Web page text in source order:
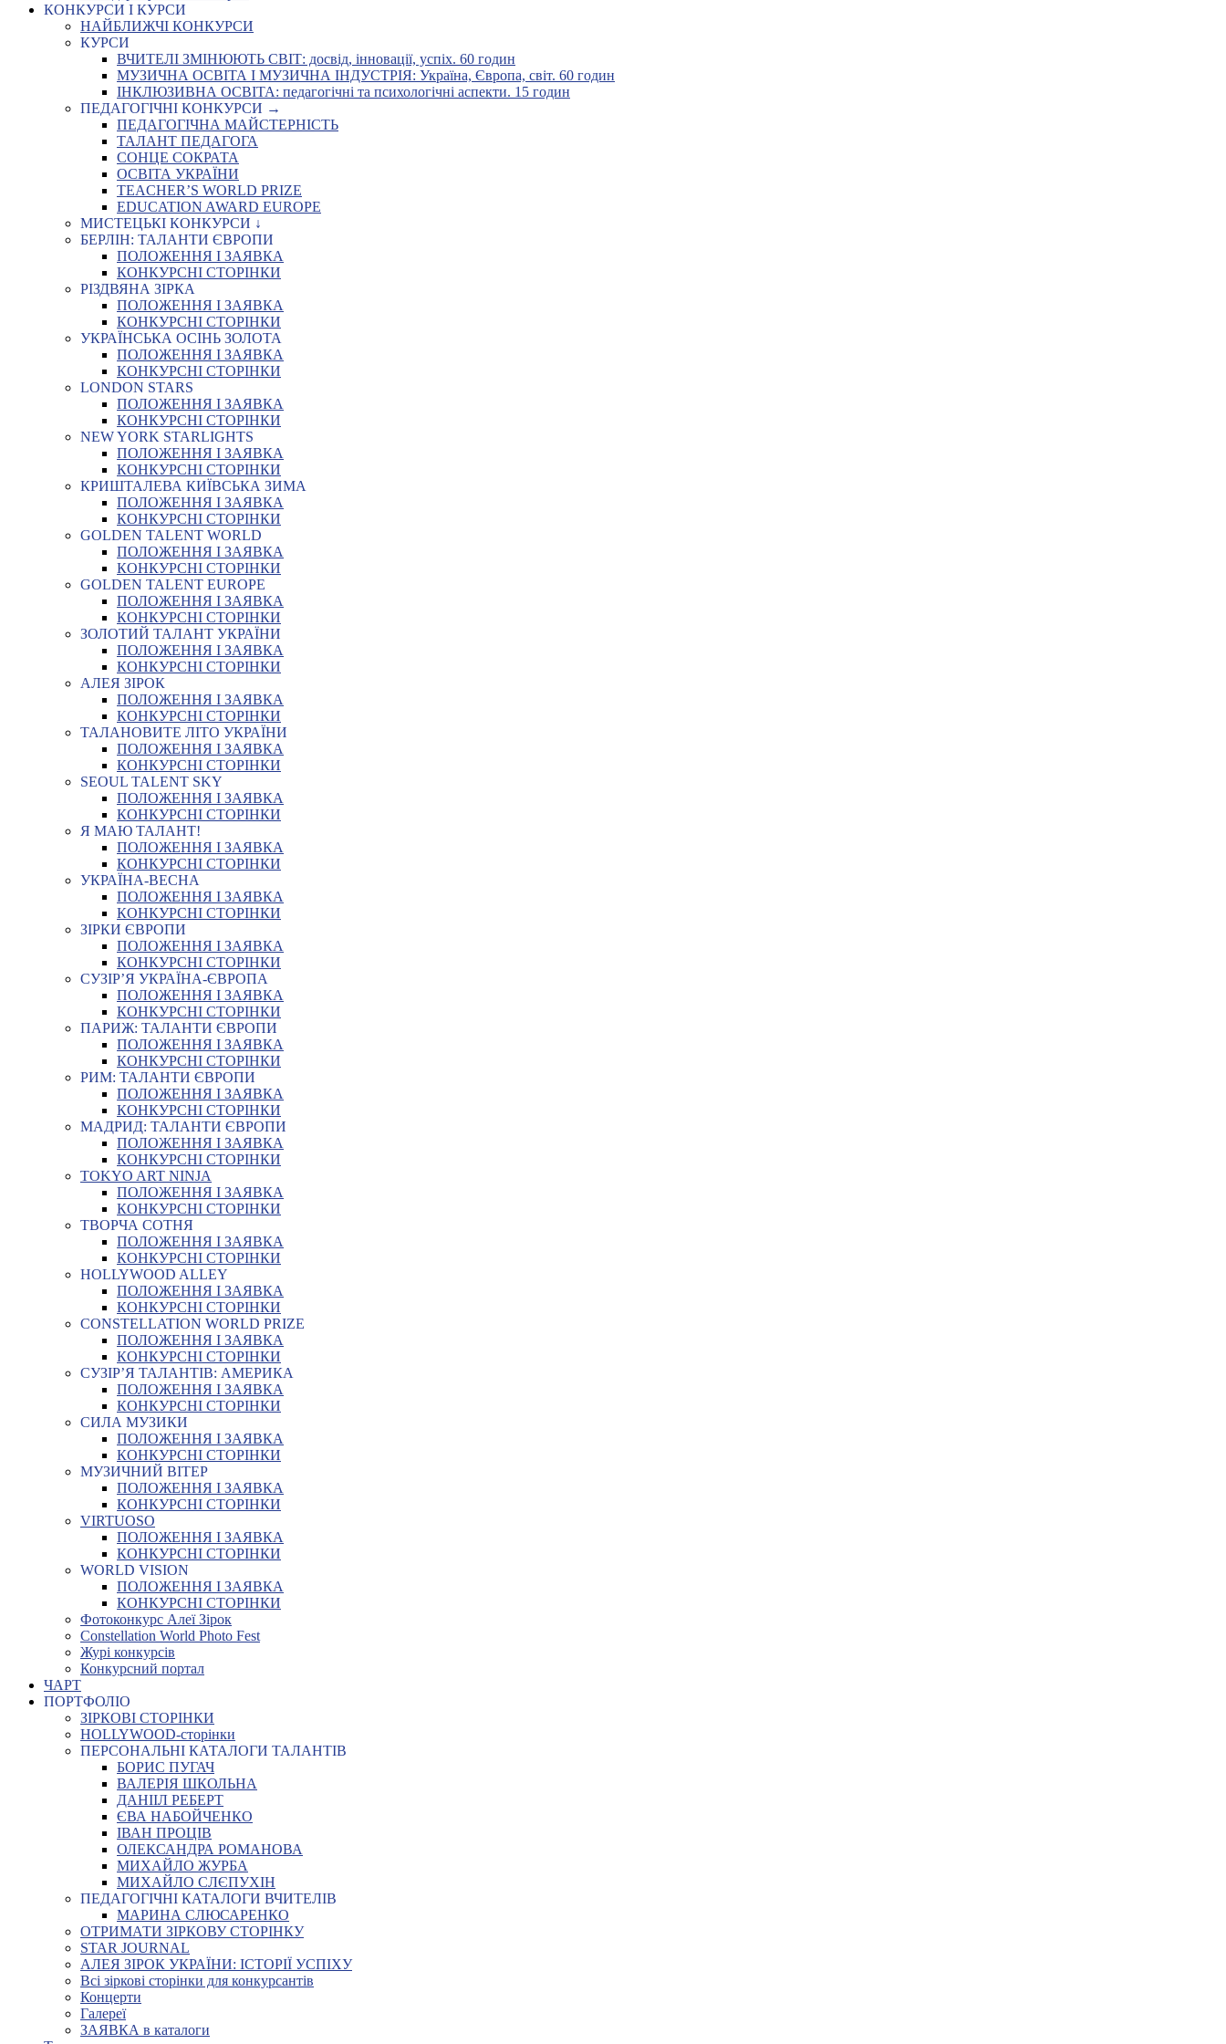
КОНКУРСИ І КУРСИ
НАЙБЛИЖЧІ КОНКУРСИ
КУРСИ
ВЧИТЕЛІ ЗМІНЮЮТЬ СВІТ: досвід, інновації, успіх. 60 годин
МУЗИЧНА ОСВІТА І МУЗИЧНА ІНДУСТРІЯ: Україна, Європа, світ. 60 годин
ІНКЛЮЗИВНА ОСВІТА: педагогічні та психологічні аспекти. 15 годин
ПЕДАГОГІЧНІ КОНКУРСИ →
ПЕДАГОГІЧНА МАЙСТЕРНІСТЬ
ТАЛАНТ ПЕДАГОГА
СОНЦЕ СОКРАТА
ОСВІТА УКРАЇНИ
TEACHER’S WORLD PRIZE
EDUCATION AWARD EUROPE
МИСТЕЦЬКІ КОНКУРСИ ↓
БЕРЛІН: ТАЛАНТИ ЄВРОПИ
ПОЛОЖЕННЯ І ЗАЯВКА
КОНКУРСНІ СТОРІНКИ
РІЗДВЯНА ЗІРКА
ПОЛОЖЕННЯ І ЗАЯВКА
КОНКУРСНІ СТОРІНКИ
УКРАЇНСЬКА ОСІНЬ ЗОЛОТА
ПОЛОЖЕННЯ І ЗАЯВКА
КОНКУРСНІ СТОРІНКИ
LONDON STARS
ПОЛОЖЕННЯ І ЗАЯВКА
КОНКУРСНІ СТОРІНКИ
NEW YORK STARLIGHTS
ПОЛОЖЕННЯ І ЗАЯВКА
КОНКУРСНІ СТОРІНКИ
КРИШТАЛЕВА КИЇВСЬКА ЗИМА
ПОЛОЖЕННЯ І ЗАЯВКА
КОНКУРСНІ СТОРІНКИ
GOLDEN TALENT WORLD
ПОЛОЖЕННЯ І ЗАЯВКА
КОНКУРСНІ СТОРІНКИ
GOLDEN TALENT EUROPE
ПОЛОЖЕННЯ І ЗАЯВКА
КОНКУРСНІ СТОРІНКИ
ЗОЛОТИЙ ТАЛАНТ УКРАЇНИ
ПОЛОЖЕННЯ І ЗАЯВКА
КОНКУРСНІ СТОРІНКИ
АЛЕЯ ЗІРОК
ПОЛОЖЕННЯ І ЗАЯВКА
КОНКУРСНІ СТОРІНКИ
ТАЛАНОВИТЕ ЛІТО УКРАЇНИ
ПОЛОЖЕННЯ І ЗАЯВКА
КОНКУРСНІ СТОРІНКИ
SEOUL TALENT SKY
ПОЛОЖЕННЯ І ЗАЯВКА
КОНКУРСНІ СТОРІНКИ
Я МАЮ ТАЛАНТ!
ПОЛОЖЕННЯ І ЗАЯВКА
КОНКУРСНІ СТОРІНКИ
УКРАЇНА-ВЕСНА
ПОЛОЖЕННЯ І ЗАЯВКА
КОНКУРСНІ СТОРІНКИ
ЗІРКИ ЄВРОПИ
ПОЛОЖЕННЯ І ЗАЯВКА
КОНКУРСНІ СТОРІНКИ
СУЗІР’Я УКРАЇНА-ЄВРОПА
ПОЛОЖЕННЯ І ЗАЯВКА
КОНКУРСНІ СТОРІНКИ
ПАРИЖ: ТАЛАНТИ ЄВРОПИ
ПОЛОЖЕННЯ І ЗАЯВКА
КОНКУРСНІ СТОРІНКИ
РИМ: ТАЛАНТИ ЄВРОПИ
ПОЛОЖЕННЯ І ЗАЯВКА
КОНКУРСНІ СТОРІНКИ
МАДРИД: ТАЛАНТИ ЄВРОПИ
ПОЛОЖЕННЯ І ЗАЯВКА
КОНКУРСНІ СТОРІНКИ
TOKYO ART NINJA
ПОЛОЖЕННЯ І ЗАЯВКА
КОНКУРСНІ СТОРІНКИ
ТВОРЧА СОТНЯ
ПОЛОЖЕННЯ І ЗАЯВКА
КОНКУРСНІ СТОРІНКИ
HOLLYWOOD ALLEY
ПОЛОЖЕННЯ І ЗАЯВКА
КОНКУРСНІ СТОРІНКИ
CONSTELLATION WORLD PRIZE
ПОЛОЖЕННЯ І ЗАЯВКА
КОНКУРСНІ СТОРІНКИ
СУЗІР’Я ТАЛАНТІВ: АМЕРИКА
ПОЛОЖЕННЯ І ЗАЯВКА
КОНКУРСНІ СТОРІНКИ
СИЛА МУЗИКИ
ПОЛОЖЕННЯ І ЗАЯВКА
КОНКУРСНІ СТОРІНКИ
МУЗИЧНИЙ ВІТЕР
ПОЛОЖЕННЯ І ЗАЯВКА
КОНКУРСНІ СТОРІНКИ
VIRTUOSO
ПОЛОЖЕННЯ І ЗАЯВКА
КОНКУРСНІ СТОРІНКИ
WORLD VISION
ПОЛОЖЕННЯ І ЗАЯВКА
КОНКУРСНІ СТОРІНКИ
Фотоконкурс Алеї Зірок
Constellation World Photo Fest
Журі конкурсів
Конкурсний портал
ЧАРТ
ПОРТФОЛІО
ЗІРКОВІ СТОРІНКИ
HOLLYWOOD-сторінки
ПЕРСОНАЛЬНІ КАТАЛОГИ ТАЛАНТІВ
БОРИС ПУГАЧ
ВАЛЕРІЯ ШКОЛЬНА
ДАНІІЛ РЕБЕРТ
ЄВА НАБОЙЧЕНКО
ІВАН ПРОЦІВ
ОЛЕКСАНДРА РОМАНОВА
МИХАЙЛО ЖУРБА
МИХАЙЛО СЛЄПУХІН
ПЕДАГОГІЧНІ КАТАЛОГИ ВЧИТЕЛІВ
МАРИНА СЛЮСАРЕНКО
ОТРИМАТИ ЗІРКОВУ СТОРІНКУ
STAR JOURNAL
АЛЕЯ ЗІРОК УКРАЇНИ: ІСТОРІЇ УСПІХУ
Всі зіркові сторінки для конкурсантів
Концерти
Галереї
ЗАЯВКА в каталоги